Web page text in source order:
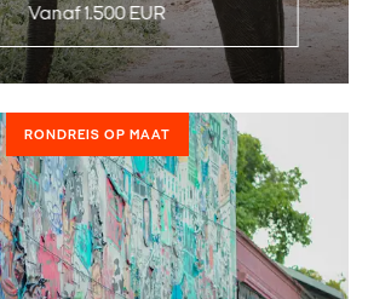
Vanaf 1.500 EUR
RONDREIS OP MAAT